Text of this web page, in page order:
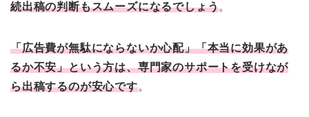
続出稿の判断もスムーズになるでしょう。
「広告費が無駄にならないか心配」「本当に効果があ
るか不安」という方は、専門家のサポートを受けなが
ら出稿するのが安心です。